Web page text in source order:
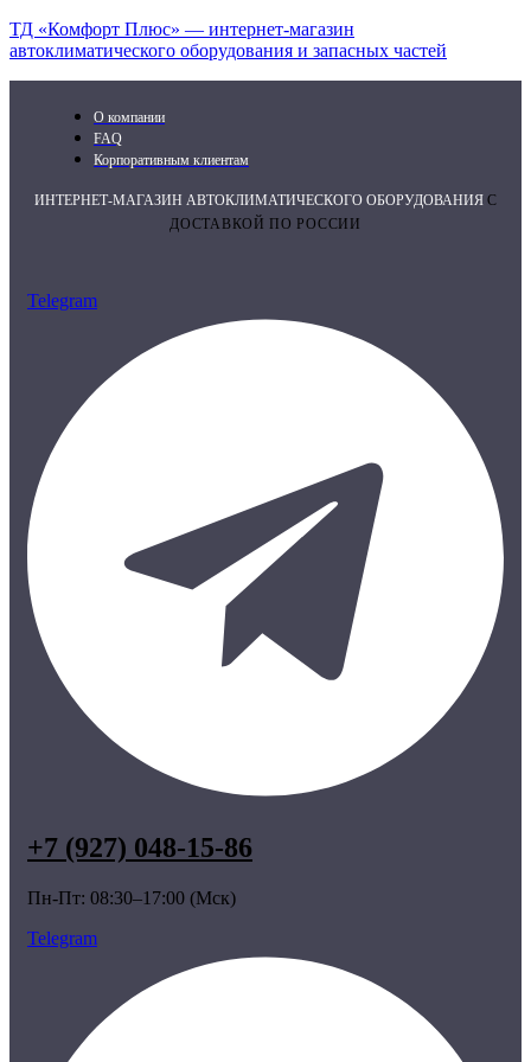
ТД «Комфорт Плюс» — интернет-магазин
автоклиматического оборудования и запасных частей
О компании
FAQ
Корпоративным клиентам
ИНТЕРНЕТ-МАГАЗИН АВТОКЛИМАТИЧЕСКОГО ОБОРУДОВАНИЯ С
ДОСТАВКОЙ ПО РОССИИ
Telegram
+7 (927) 048-15-86
Пн-Пт: 08:30–17:00 (Мск)
Telegram